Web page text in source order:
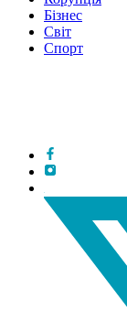
Бізнес
Світ
Спорт